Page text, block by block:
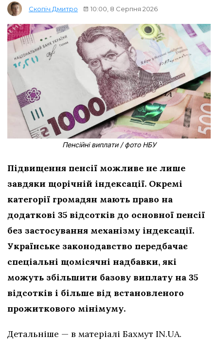
Скопіч Дмитро 10:00, 8 Серпня 2026
Пенсійні виплати / фото НБУ
Підвищення пенсії можливе не лише
завдяки щорічній індексації. Окремі
категорії громадян мають право на
додаткові 35 відсотків до основної пенсії
без застосування механізму індексації.
Українське законодавство передбачає
спеціальні щомісячні надбавки, які
можуть збільшити базову виплату на 35
відсотків і більше від встановленого
прожиткового мінімуму.
Детальніше — в матеріалі Бахмут IN.UA.